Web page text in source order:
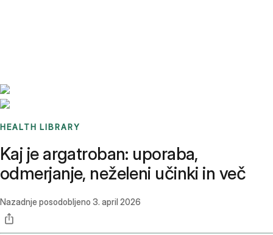
HEALTH LIBRARY
Kaj je argatroban: uporaba,
odmerjanje, neželeni učinki in več
Nazadnje posodobljeno 3. april 2026